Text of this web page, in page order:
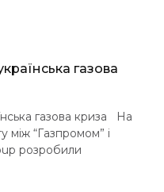
газова
газова криза На
між “Газпромом” і
розробили
кризи. Ці рекомендації